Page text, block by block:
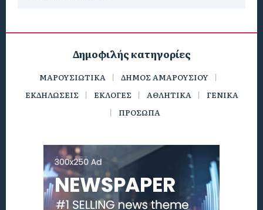
Δημοφιλής κατηγορίες
ΜΑΡΟΥΣΙΩΤΙΚΑ
ΔΗΜΟΣ ΑΜΑΡΟΥΣΙΟΥ
ΕΚΔΗΛΩΣΕΙΣ
ΕΚΛΟΓΕΣ ΑΘΛΗΤΙΚΑ
ΓΕΝΙΚΑ
ΠΡΟΣΩΠΑ